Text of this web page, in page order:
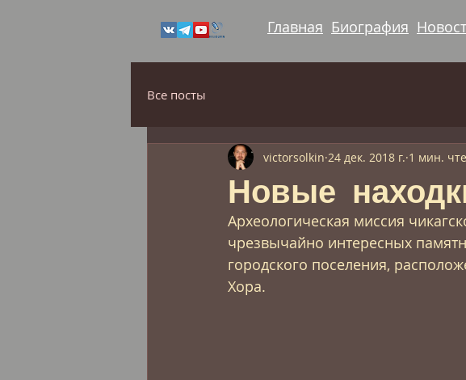
Главная Биография
Все посты
Новые
victorsolkin 24 дек. 2018 г. 1 мин.
Археологическая миссия
чрезвычайно интересных
городского поселения,
Хора.